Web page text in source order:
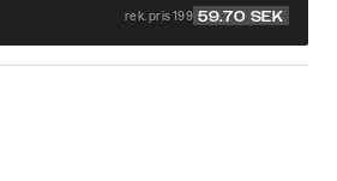
rek. pris 199 59.70 SEK